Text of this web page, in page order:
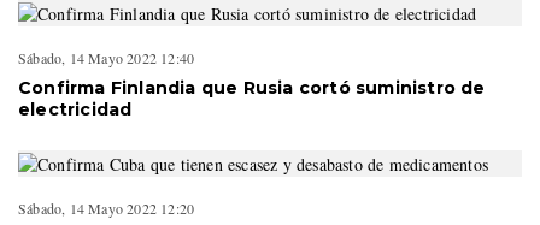
Sábado, 14 Mayo 2022 12:40
Confirma Finlandia que Rusia cortó suministro de
electricidad
Sábado, 14 Mayo 2022 12:20